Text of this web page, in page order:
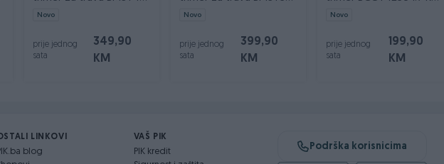
PRO 1.7 KS
Novo
349,90
KM
prije jednog
sata
PRO 1.9 KS
Novo
399,90
KM
prije jednog
sata
sa opremom
Novo
199,90
KM
prije jednog
sata
LINKOVI
blog
VAŠ PIK
PIK kredit
Podrška korisnicima